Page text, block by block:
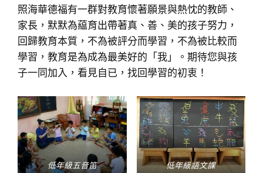
照海華德福有一群對教育懷著願景與熱忱的教師、
家長，默默為藴育出帶著真、善、美的孩子努力，
回歸教育本質，不為被評分而學習，不為被比較而
學習，教育是為成為最美好的「我」。期待您與孩
子一同加入，看見自已，找回學習的初衷！
低年級五音笛 低年級語文課